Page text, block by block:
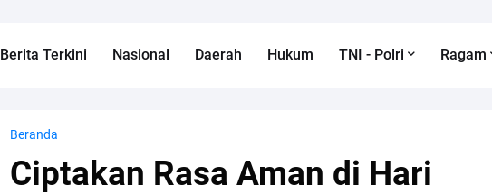
Berita Terkini Nasional Daerah Hukum TNI - Polri Ragam
Beranda
Ciptakan Rasa Aman di Hari